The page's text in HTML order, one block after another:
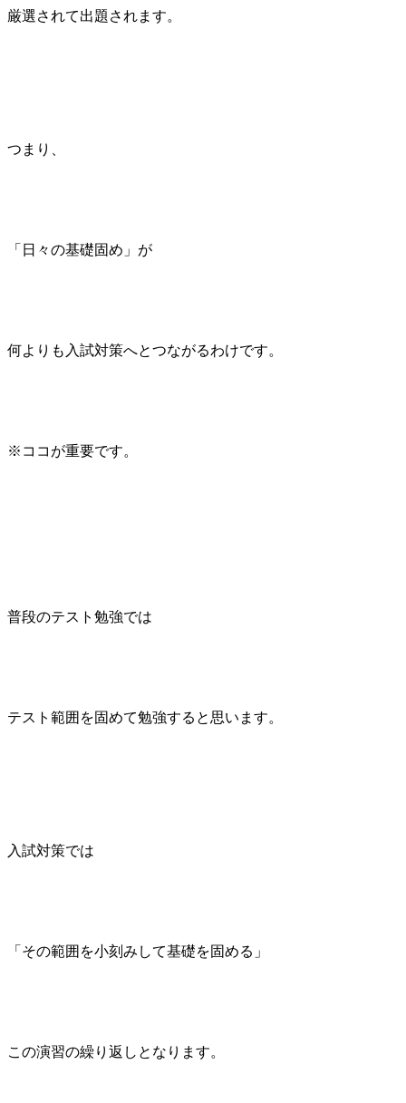
厳選されて出題されます。
つまり、
「日々の基礎固め」が
何よりも入試対策へとつながるわけです。
※ココが重要です。
普段のテスト勉強では
テスト範囲を固めて勉強すると思います。
入試対策では
「その範囲を小刻みして基礎を固める」
この演習の繰り返しとなります。